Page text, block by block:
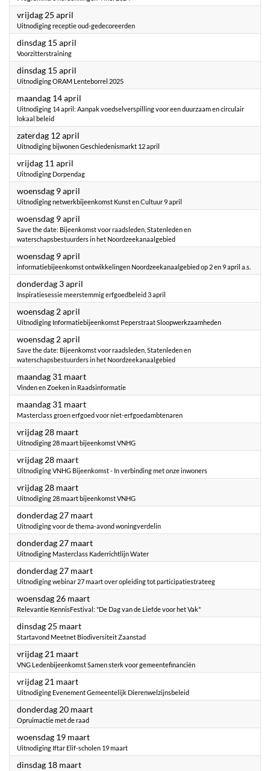
vrijdag 25 april
Uitnodiging receptie oud-gedecoreerden
dinsdag 15 april
Voorzitterstraining
dinsdag 15 april
Uitnodiging ORAM Lenteborrel 2025
maandag 14 april
Uitnodiging 14 april: Aanpak voedselverspilling voor een duurzaam en circulair
lokaal beleid
zaterdag 12 april
Uitnodiging bijwonen Geschiedenismarkt 12 april
vrijdag 11 april
Uitnodiging Dorpendag
woensdag 9 april
Uitnodiging netwerkbijeenkomst Kunst en Cultuur 9 april
woensdag 9 april
Save the date: Bijeenkomst voor raadsleden, Statenleden en
waterschapsbestuurders in het Noordzeekanaalgebied
woensdag 9 april
informatiebijeenkomst ontwikkelingen Noordzeekanaalgebied op 2 en 9 april a.s.
donderdag 3 april
Inspiratiesessie meerstemmig erfgoedbeleid 3 april
woensdag 2 april
Uitnodiging Informatiebijeenkomst Peperstraat Sloopwerkzaamheden
woensdag 2 april
Save the date: Bijeenkomst voor raadsleden, Statenleden en
waterschapsbestuurders in het Noordzeekanaalgebied
maandag 31 maart2025
Vinden en Zoeken in Raadsinformatie
maandag 31 maart2025
Masterclass groen erfgoed voor niet-erfgoedambtenaren
vrijdag 28 maart2025
Uitnodiging 28 maart bijeenkomst VNHG
vrijdag 28 maart2025
Uitnodiging VNHG Bijeenkomst - In verbinding met onze inwoners
vrijdag 28 maart2025
Uitnodiging 28 maart bijeenkomst VNHG
donderdag 27 maart2025
Uitnodiging voor de thema-avond woningverdelin
donderdag 27 maart2025
Uitnodiging Masterclass Kaderrichtlijn Water
donderdag 27 maart2025
Uitnodiging webinar 27 maart over opleiding tot participatiestrateeg
woensdag 26 maart2025
Relevantie KennisFestival: "De Dag van de Liefde voor het Vak"
dinsdag 25 maart2025
Startavond Meetnet Biodiversiteit Zaanstad
vrijdag 21 maart2025
VNG Ledenbijeenkomst Samen sterk voor gemeentefinanciën
vrijdag 21 maart2025
Uitnodiging Evenement Gemeentelijk Dierenwelzijnsbeleid
donderdag 20 maart2025
Opruimactie met de raad
woensdag 19 maart2025
Uitnodiging Iftar Elif-scholen 19 maart
dinsdag 18 maart2025